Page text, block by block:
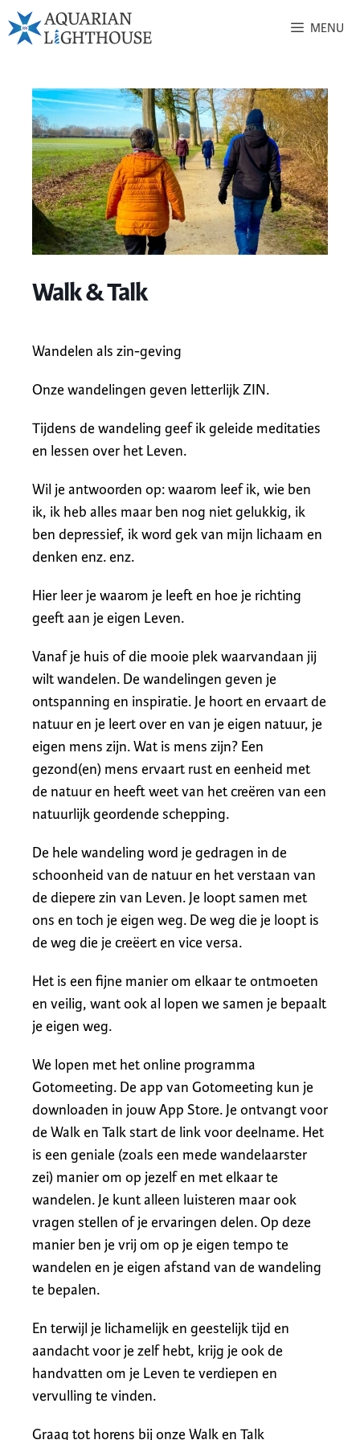
MENU
Walk & Talk
Wandelen als zin-geving
Onze wandelingen geven letterlijk ZIN.
Tijdens de wandeling geef ik geleide meditaties
en lessen over het Leven.
Wil je antwoorden op: waarom leef ik, wie ben
ik, ik heb alles maar ben nog niet gelukkig, ik
ben depressief, ik word gek van mijn lichaam en
denken enz. enz.
Hier leer je waarom je leeft en hoe je richting
geeft aan je eigen Leven.
Vanaf je huis of die mooie plek waarvandaan jij
wilt wandelen. De wandelingen geven je
ontspanning en inspiratie. Je hoort en ervaart de
natuur en je leert over en van je eigen natuur, je
eigen mens zijn. Wat is mens zijn? Een
gezond(en) mens ervaart rust en eenheid met
de natuur en heeft weet van het creëren van een
natuurlijk geordende schepping.
De hele wandeling word je gedragen in de
schoonheid van de natuur en het verstaan van
de diepere zin van Leven. Je loopt samen met
ons en toch je eigen weg. De weg die je loopt is
de weg die je creëert en vice versa.
Het is een fijne manier om elkaar te ontmoeten
en veilig, want ook al lopen we samen je bepaalt
je eigen weg.
We lopen met het online programma
Gotomeeting. De app van Gotomeeting kun je
downloaden in jouw App Store. Je ontvangt voor
de Walk en Talk start de link voor deelname. Het
is een geniale (zoals een mede wandelaarster
zei) manier om op jezelf en met elkaar te
wandelen. Je kunt alleen luisteren maar ook
vragen stellen of je ervaringen delen. Op deze
manier ben je vrij om op je eigen tempo te
wandelen en je eigen afstand van de wandeling
te bepalen.
En terwijl je lichamelijk en geestelijk tijd en
aandacht voor je zelf hebt, krijg je ook de
handvatten om je Leven te verdiepen en
vervulling te vinden.
Graag tot horens bij onze Walk en Talk